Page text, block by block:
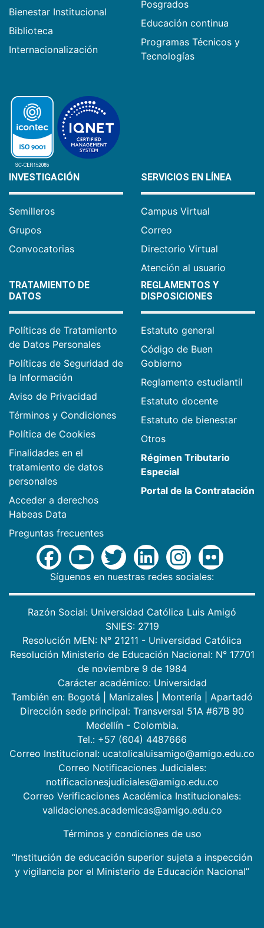
Bienestar Institucional
Biblioteca
Internacionalización
Posgrados
Educación continua
Programas Técnicos y
Tecnologías
INVESTIGACIÓN
Semilleros
Grupos
Convocatorias
SERVICIOS EN LÍNEA
Campus Virtual
Correo
Directorio Virtual
Atención al usuario
TRATAMIENTO DE
DATOS
Políticas de Tratamiento
de Datos Personales
Políticas de Seguridad de
la Información
Aviso de Privacidad
Términos y Condiciones
Política de Cookies
Finalidades en el
tratamiento de datos
personales
Acceder a derechos
Habeas Data
Preguntas frecuentes
REGLAMENTOS Y
DISPOSICIONES
Estatuto general
Código de Buen
Gobierno
Reglamento estudiantil
Estatuto docente
Estatuto de bienestar
Otros
Régimen Tributario
Especial
Portal de la Contratación
Síguenos en nuestras redes sociales:
Razón Social: Universidad Católica Luis Amigó
SNIES: 2719
Resolución MEN: N° 21211 - Universidad Católica
Resolución Ministerio de Educación Nacional: N° 17701
de noviembre 9 de 1984
Carácter académico: Universidad
También en: Bogotá Manizales Montería
Apartadó
Dirección sede principal: Transversal 51A #67B 90
Medellín - Colombia.
Tel.: +57 (604) 4487666
Correo Institucional: ucatolicaluisamigo@amigo.edu.co
Correo Notificaciones Judiciales:
notificacionesjudiciales@amigo.edu.co
Correo Verificaciones Académica Institucionales:
validaciones.academicas@amigo.edu.co
Términos y condiciones de uso
“Institución de educación superior sujeta a inspección
y vigilancia por el Ministerio de Educación Nacional”